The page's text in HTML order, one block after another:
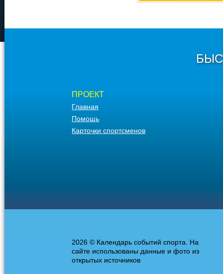
ПРОЕКТ
Главная
Помощь
Карточки спортсменов
2026 © Календарь событий спорта. На
сайте использованы данные и фото из
открытых источников